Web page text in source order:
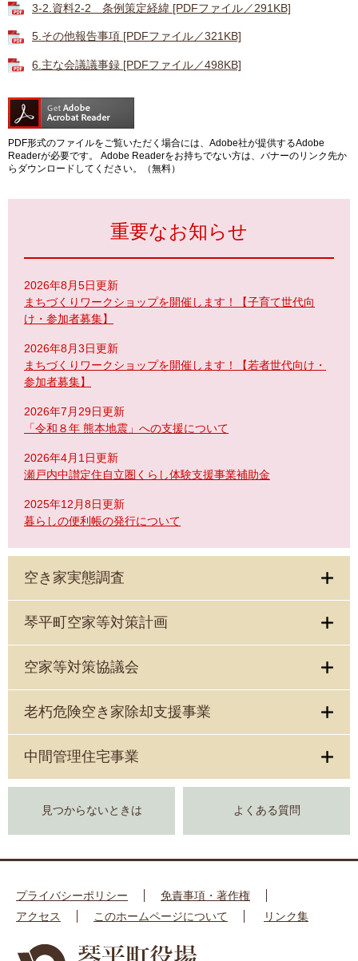
3-2.資料2-2 条例策定経緯 [PDFファイル／291KB]
5.その他報告事項 [PDFファイル／321KB]
6.主な会議議事録 [PDFファイル／498KB]
PDF形式のファイルをご覧いただく場合には、Adobe社が提供するAdobe
Readerが必要です。
Adobe Readerをお持ちでない方は、バナーのリンク先か
らダウンロードしてください。（無料）
重要なお知らせ
2026年8月5日更新
まちづくりワークショップを開催します！【子育て世代向
け・参加者募集】
2026年8月3日更新
まちづくりワークショップを開催します！【若者世代向け・
参加者募集】
2026年7月29日更新
「令和８年 熊本地震」への支援について
2026年4月1日更新
瀬戸内中讃定住自立圏くらし体験支援事業補助金
2025年12月8日更新
暮らしの便利帳の発行について
空き家実態調査
琴平町空家等対策計画
空家等対策協議会
老朽危険空き家除却支援事業
中間管理住宅事業
見つからないときは よくある質問
プライバシーポリシー
免責事項・著作権
アクセス
このホームページについて リンク集